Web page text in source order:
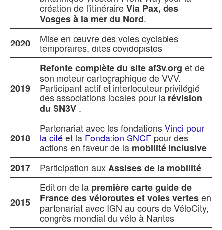
création de l'itinéraireVia Pax, des
Vosges à la mer du Nord.
2020
Mise en œuvre des voies cyclables
temporaires, dites covidopistes
2019
Refonte complète du site af3v.org et de
son moteur cartographique de VVV.
Participant actif et interlocuteur privilégié
des associations locales pour larévision
du SN3V .
2018
Partenariat avec les fondationsVinci pour
la citéet la Fondation SNCF pour des
actions en faveur de la mobilité inclusive
2017
Participation auxAssises de la mobilité
2015
Edition de la première carte guide de
France des véloroutes et voies vertesen
partenariat avec IGN au cours de VéloCity,
congrès mondial du vélo à Nantes